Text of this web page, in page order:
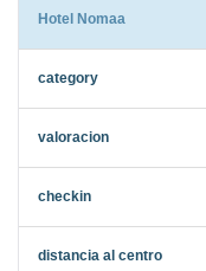
Hotel Nomaa